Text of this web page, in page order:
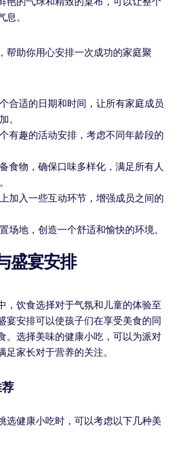
。
帮助你用心安排一次成功的家庭聚
合适的日期和时间，让所有家庭成员
。
有趣的活动安排，考虑不同年龄段的
食物，确保口味多样化，满足所有人
加入一些互动环节，增强成员之间的
场地，创造一个舒适和愉快的环境。
盛宴安排
，饮食选择对于气氛和儿童的体验至
宴安排可以使孩子们在享受美食的同
。选择美味的健康小吃，可以为派对
足家长对于营养的关注。
选健康小吃时，可以考虑以下几种美